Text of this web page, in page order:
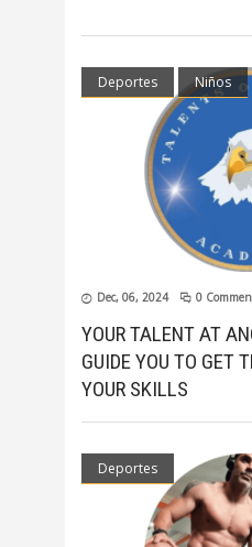
Deportes Niños
Dec, 06, 2024 0
YOUR TALENT AT
GUIDE YOU TO GET
YOUR SKILLS
Deportes